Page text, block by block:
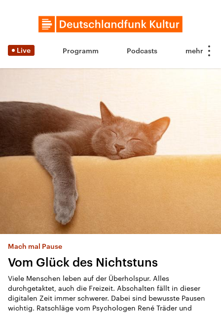
Live Programm Podcasts
Mach mal Pause
Vom Glück des Nichtstuns
Viele Menschen leben auf der Überholspur. Alles
durchgetaktet, auch die Freizeit. Abschalten fällt in dieser
digitalen Zeit immer schwerer. Dabei sind bewusste Pausen
wichtig. Ratschläge vom Psychologen René Träder und